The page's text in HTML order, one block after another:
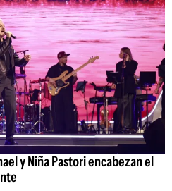
y Niña Pastori encabezan el